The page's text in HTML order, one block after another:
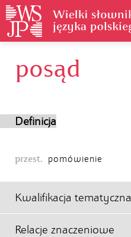
posąd
Definicja
przest. pomówienie
Kwalifikacja tematyczna
Relacje znaczeniowe